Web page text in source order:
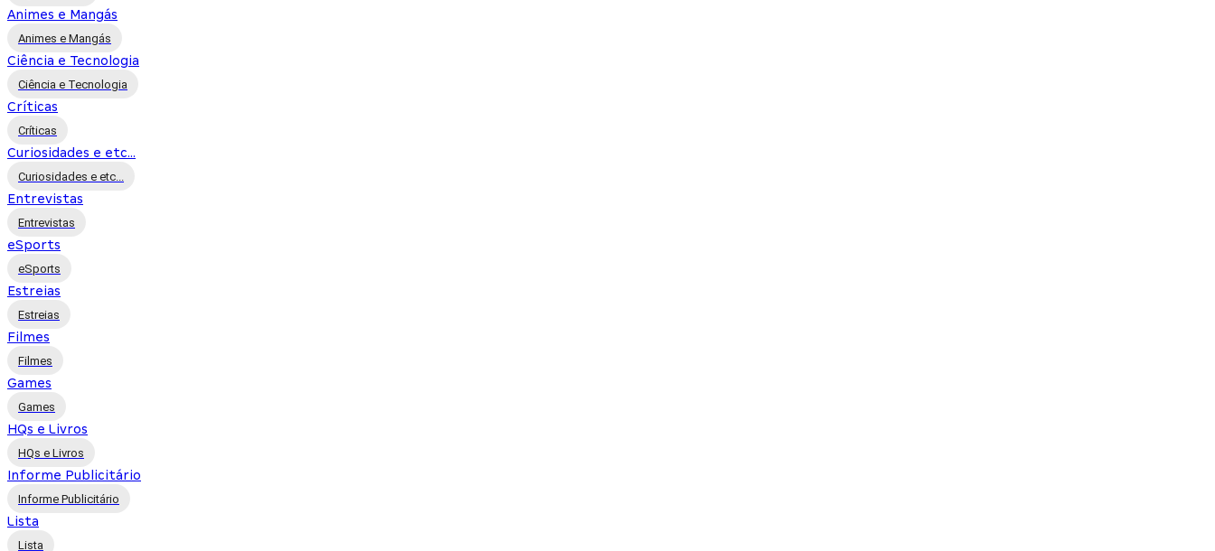
Animes e Mangás
Animes e Mangás
Ciência e Tecnologia
Ciência e Tecnologia
Críticas
Críticas
Curiosidades e etc...
Curiosidades e etc...
Entrevistas
Entrevistas
eSports
eSports
Estreias
Estreias
Filmes
Filmes
Games
Games
HQs e Livros
HQs e Livros
Informe Publicitário
Informe Publicitário
Lista
Lista